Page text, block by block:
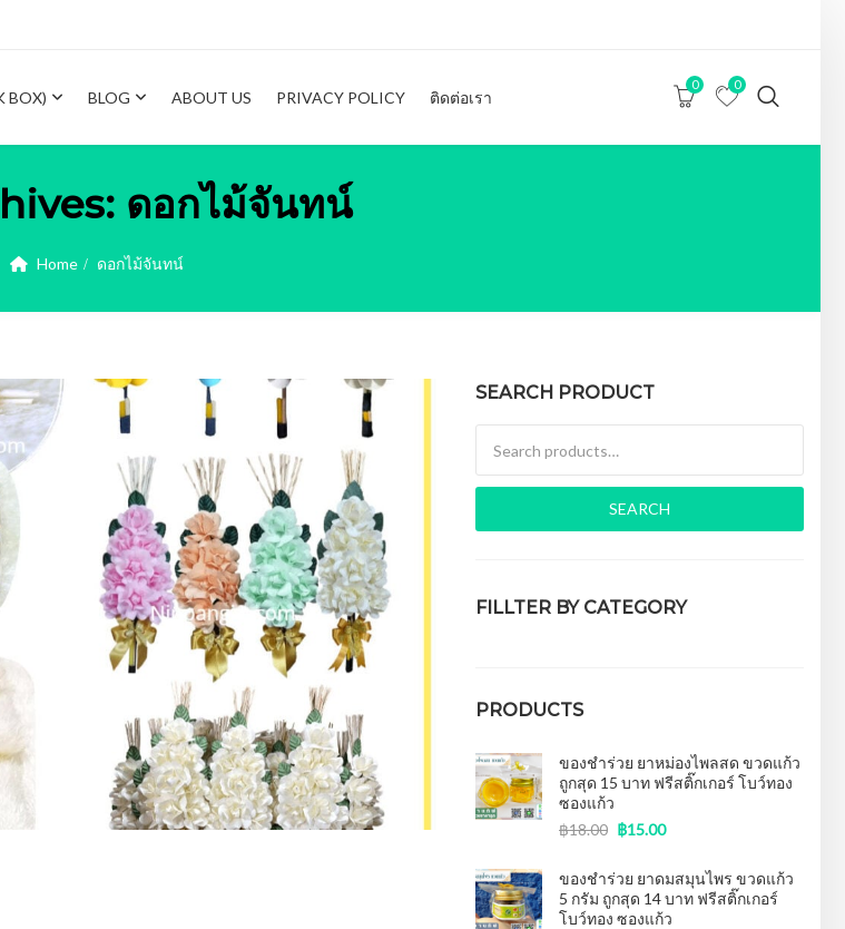
BOX) BLOG ABOUT US PRIVACY POLICY ติดต่อเรา
0 0
ดอกไม้จันทน์
Home ดอกไม้จันทน์
SEARCH PRODUCT
SEARCH
FILLTER BY CATEGORY
PRODUCTS
ของชำร่วย ยาหม่องไพลสด ขวดแก้ว
ถูกสุด 15 บาท ฟรีสติ๊กเกอร์ โบว์ทอง
ซองแก้ว
฿18.00 ฿15.00
ของชำร่วย ยาดมสมุนไพร ขวดแก้ว
5 กรัม ถูกสุด 14 บาท ฟรีสติ๊กเกอร์
โบว์ทอง ซองแก้ว